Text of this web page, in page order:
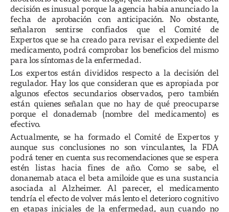
decisión es inusual porque la agencia habia anunciado la
fecha de aprobación con anticipación. No obstante,
señalaron sentirse confiados que el Comité de
Expertos que se ha creado para revisar el expediente del
medicamento, podrá comprobar los beneficios del mismo
para los síntomas de la enfermedad.
Los expertos están divididos respecto a la decisión del
regulador. Hay los que consideran que es apropiada por
algunos efectos secundarios observados, pero también
están quienes señalan que no hay de qué preocuparse
porque el donademab (nombre del medicamento) es
efectivo.
Actualmente, se ha formado el Comité de Expertos y
aunque sus conclusiones no son vinculantes, la FDA
podrá tener en cuenta sus recomendaciones que se espera
estén listas hacia fines de año. Como se sabe, el
donanemab ataca el beta amiloide que es una sustancia
asociada al Alzheimer. Al parecer, el medicamento
tendría el efecto de volver más lento el deterioro cognitivo
en etapas iniciales de la enfermedad, aun cuando no